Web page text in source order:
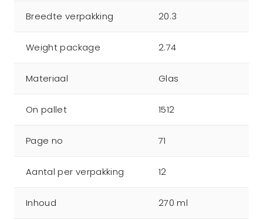
Breedte verpakking 20.3
Weight package 2.74
Materiaal Glas
On pallet 1512
Page no 71
Aantal per verpakking 12
Inhoud 270 ml